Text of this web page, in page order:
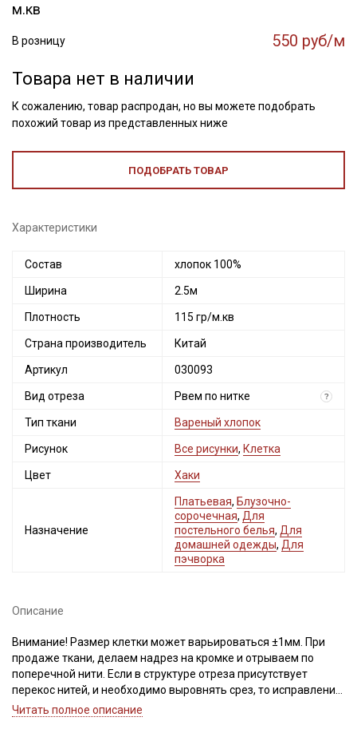
м.кв
В розницу 550 руб/м
Товара нет в наличии
К сожалению, товар распродан, но вы можете подобрать
похожий товар из представленных ниже
ПОДОБРАТЬ ТОВАР
Характеристики
Состав хлопок 100%
Ширина 2.5м
Плотность 115 гр/м.кв
Страна производитель Китай
Артикул 030093
Вид отреза Рвем по нитке ?
Тип ткани Вареный хлопок
Рисунок Все рисунки, Клетка
Цвет Хаки
Назначение
Платьевая, Блузочно-
сорочечная, Для
постельного белья, Для
домашней одежды, Для
пэчворка
Описание
Внимание! Размер клетки может варьироваться ±1мм. При
продаже ткани, делаем надрез на кромке и отрываем по
поперечной нити. Если в структуре отреза присутствует
перекос нитей, и необходимо выровнять срез, то исправление
выполняют пропариванием. В процессе пропаривания нити
Читать полное описание